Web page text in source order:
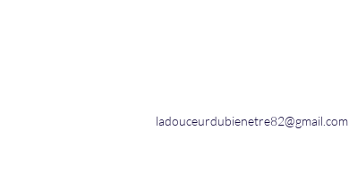
ladouceurdubienetre82@gmail.com